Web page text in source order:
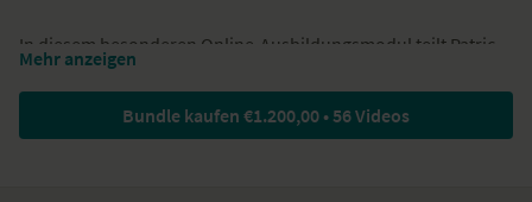
In diesem besonderen Online-Ausbildungsmodul teilt Patricia
Thielemann all ihr Wissen zum Thema Prä- und Postnatal
Yoga mit dir.
Die Spirit Yoga Prä- und Postnatal Online-Ausbildung basiert
Mehr anzeigen
Bundle kaufen €1.200,00 • 56 Videos